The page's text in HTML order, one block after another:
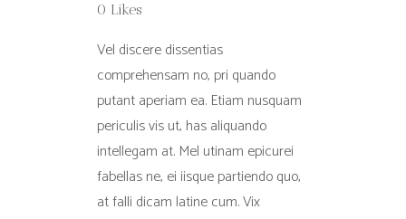
0 Likes
Vel discere dissentias
comprehensam no, pri quando
putant aperiam ea. Etiam nusquam
periculis vis ut, has aliquando
intellegam at. Mel utinam epicurei
fabellas ne, ei iisque partiendo quo,
at falli dicam latine cum. Vix